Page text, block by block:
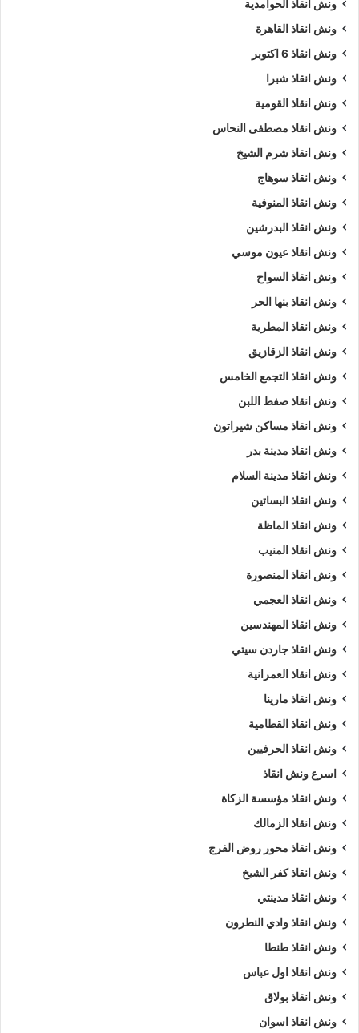
ونش انقاذ الحوامدية
ونش انقاذ القاهرة
ونش انقاذ 6 اكتوبر
ونش انقاذ شبرا
ونش انقاذ القومية
ونش انقاذ مصطفى النحاس
ونش انقاذ شرم الشيخ
ونش انقاذ سوهاج
ونش انقاذ المنوفية
ونش انقاذ البدرشين
ونش انقاذ عيون موسي
ونش انقاذ السواح
ونش انقاذ بنها الحر
ونش انقاذ المطرية
ونش انقاذ الزقازيق
ونش انقاذ التجمع الخامس
ونش انقاذ صفط اللبن
ونش انقاذ مساكن شيراتون
ونش انقاذ مدينة بدر
ونش انقاذ مدينة السلام
ونش انقاذ البساتين
ونش انقاذ الماظة
ونش انقاذ المنيب
ونش انقاذ المنصورة
ونش انقاذ العجمي
ونش انقاذ المهندسين
ونش انقاذ جاردن سيتي
ونش انقاذ العمرانية
ونش انقاذ مارينا
ونش انقاذ القطامية
ونش انقاذ الحرفيين
اسرع ونش انقاذ
ونش انقاذ مؤسسة الزكاة
ونش انقاذ الزمالك
ونش انقاذ محور روض الفرج
ونش انقاذ كفر الشيخ
ونش انقاذ مدينتي
ونش انقاذ وادي النطرون
ونش انقاذ طنطا
ونش انقاذ اول عباس
ونش انقاذ بولاق
ونش انقاذ اسوان